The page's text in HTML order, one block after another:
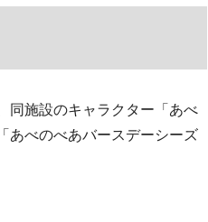
施設のキャラクター「あべ
あべのべあバースデーシーズ